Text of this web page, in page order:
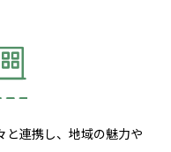
連携し、 地域の魅力や